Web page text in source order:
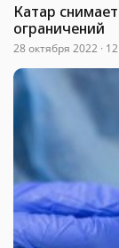
Катар
ограничений
28 октября 2022 ·